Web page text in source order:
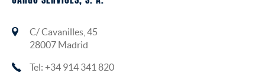
C/ Cavanilles, 45
28007 Madrid
Tel: +34 914 341 820